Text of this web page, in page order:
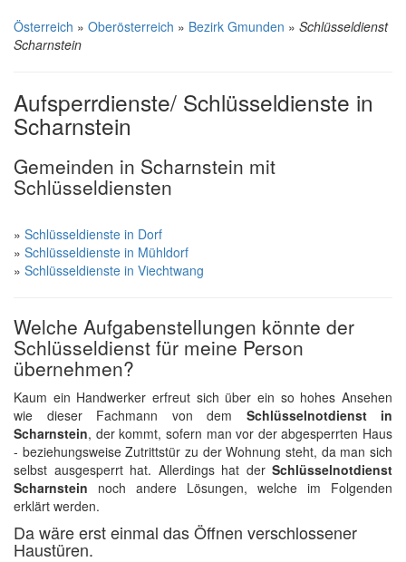
Österreich » Oberösterreich » Bezirk Gmunden » Schlüsseldienst
Scharnstein
Aufsperrdienste/ Schlüsseldienste in
Scharnstein
Gemeinden in Scharnstein mit
Schlüsseldiensten
» Schlüsseldienste in Dorf
» Schlüsseldienste in Mühldorf
» Schlüsseldienste in Viechtwang
Welche Aufgabenstellungen könnte der
Schlüsseldienst für meine Person
übernehmen?
Kaum ein Handwerker erfreut sich über ein so hohes Ansehen
wie dieser Fachmann von dem Schlüsselnotdienst in
Scharnstein, der kommt, sofern man vor der abgesperrten Haus
- beziehungsweise Zutrittstür zu der Wohnung steht, da man sich
selbst ausgesperrt hat. Allerdings hat der Schlüsselnotdienst
Scharnstein noch andere Lösungen, welche im Folgenden
erklärt werden.
Da wäre erst einmal das Öffnen verschlossener
Haustüren.